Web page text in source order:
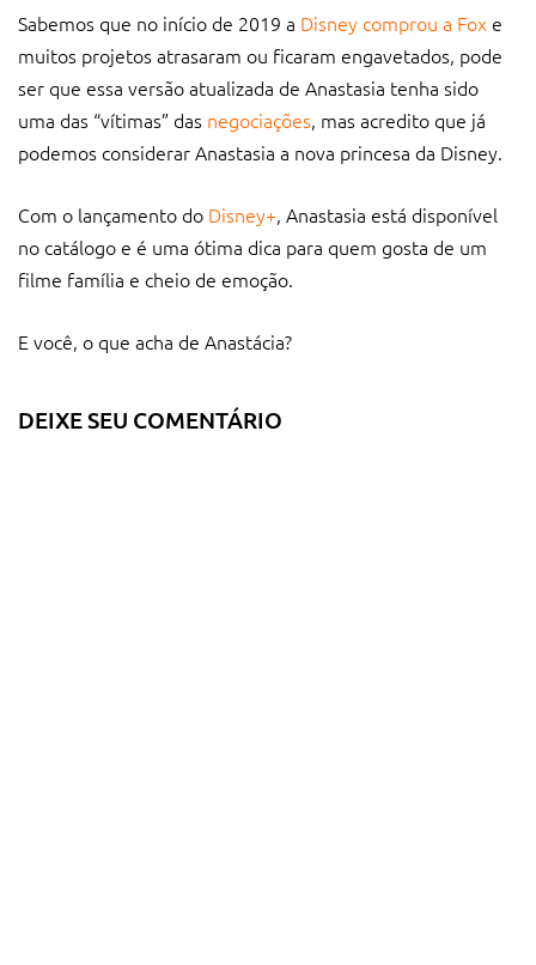
Sabemos que no início de 2019 a Disney comprou a Fox e
muitos projetos atrasaram ou ficaram engavetados, pode
ser que essa versão atualizada de Anastasia tenha sido
uma das “vítimas” das negociações, mas acredito que já
podemos considerar Anastasia a nova princesa da Disney.
Com o lançamento do Disney+, Anastasia está disponível
no catálogo e é uma ótima dica para quem gosta de um
filme família e cheio de emoção.
E você, o que acha de Anastácia?
DEIXE SEU COMENTÁRIO